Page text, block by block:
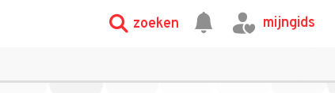
zoeken mijngids